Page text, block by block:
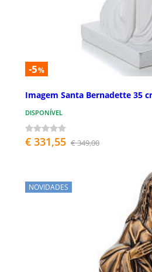
-5%
Imagem Santa Bernadette 35
DISPONÍVEL
€ 331,55 € 349,00
NOVIDADES